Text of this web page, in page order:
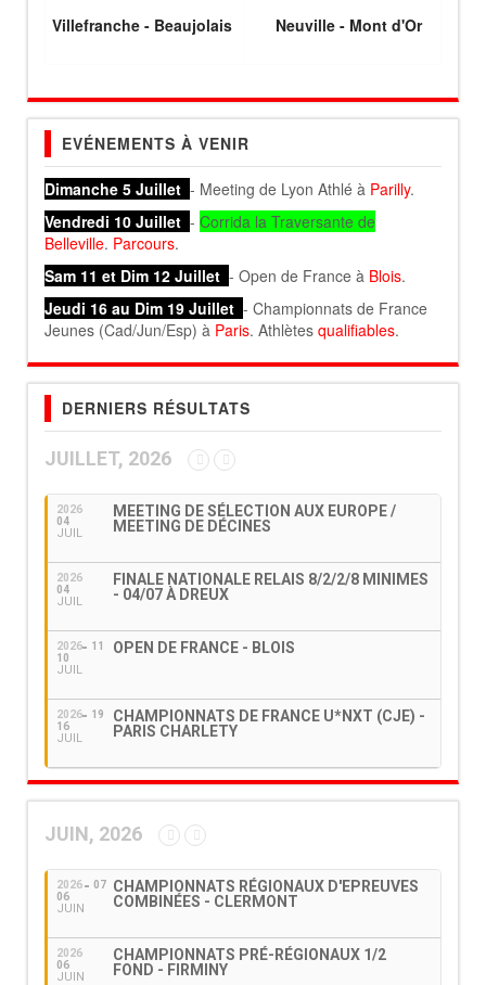
Villefranche - Beaujolais
Neuville - Mont d'Or
EVÉNEMENTS À VENIR
Dimanche 5 Juillet - Meeting de Lyon Athlé à Parilly.
Vendredi 10 Juillet - Corrida la Traversante de
Belleville. Parcours.
Sam 11 et Dim 12 Juillet - Open de France à Blois.
Jeudi 16 au Dim 19 Juillet - Championnats de France
Jeunes (Cad/Jun/Esp) à Paris. Athlètes qualifiables.
DERNIERS RÉSULTATS
JUILLET, 2026
2026
04
JUIL
MEETING DE SÉLECTION AUX EUROPE /
MEETING DE DÉCINES
2026
04
JUIL
FINALE NATIONALE RELAIS 8/2/2/8 MINIMES
- 04/07 À DREUX
2026
10
JUIL
11 OPEN DE FRANCE - BLOIS
2026
16
JUIL
19
CHAMPIONNATS DE FRANCE U*NXT (CJE) -
PARIS CHARLETY
JUIN, 2026
2026
06
JUIN
07
CHAMPIONNATS RÉGIONAUX D'EPREUVES
COMBINÉES - CLERMONT
2026
06
JUIN
CHAMPIONNATS PRÉ-RÉGIONAUX 1/2
FOND - FIRMINY